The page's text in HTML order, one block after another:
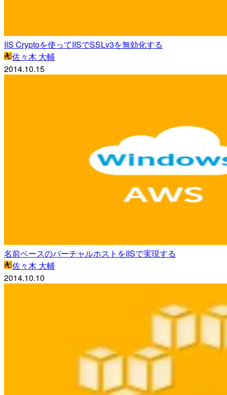
IIS Cryptoを使ってIISでSSLv3を無効化する
佐々木 大輔
2014.10.15
名前ベースのバーチャルホストをIISで実現する
佐々木 大輔
2014.10.10